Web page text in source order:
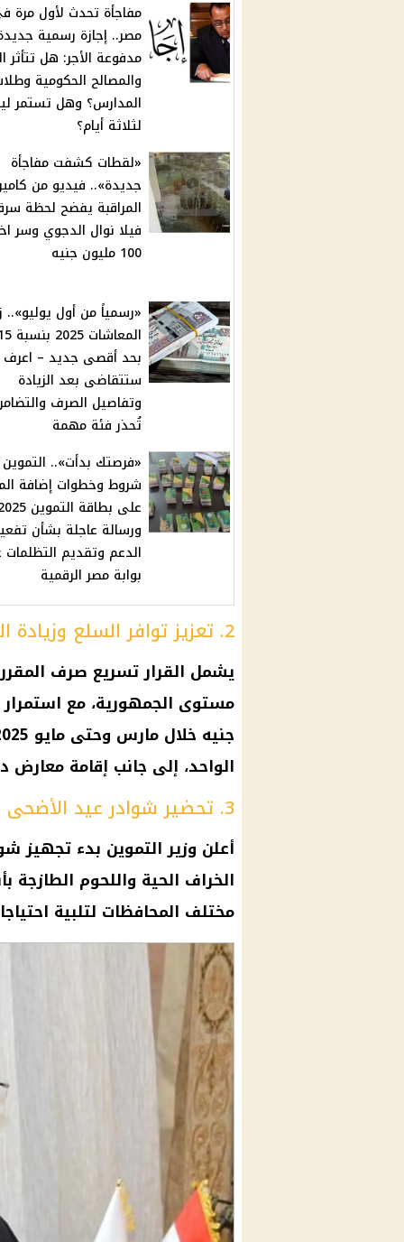
مفاجأة تحدث لأول مرة
مصر.. إجازة رسمية
مدفوعة الأجر: هل تتأثر
والمصالح الحكومية
المدارس؟ وهل تستمر
لثلاثة أيام؟
«لقطات كشفت مفاجأة
جديدة».. فيديو من
المراقبة يفضح لحظة
فيلا نوال الدجوي وسر
100 مليون جنيه
«رسمياً من أول يوليو»..
بحد أقصى جديد –
ستتقاضى بعد الزيادة
وتفاصيل الصرف
تُحذر فئة مهمة
«فرصتك بدأت»..
شروط وخطوات إضافة
على بطاقة
ورسالة عاجلة بشأن
الدعم وتقديم التظلمات
بوابة مصر الرقمية
2. تعزيز توافر السلع وزيادة المعروض
الواحد، إلى جانب إقامة
3. تحضير شوادر عيد الأضحى
الخراف الحية واللحوم
مختلف المحافظات لتلبية